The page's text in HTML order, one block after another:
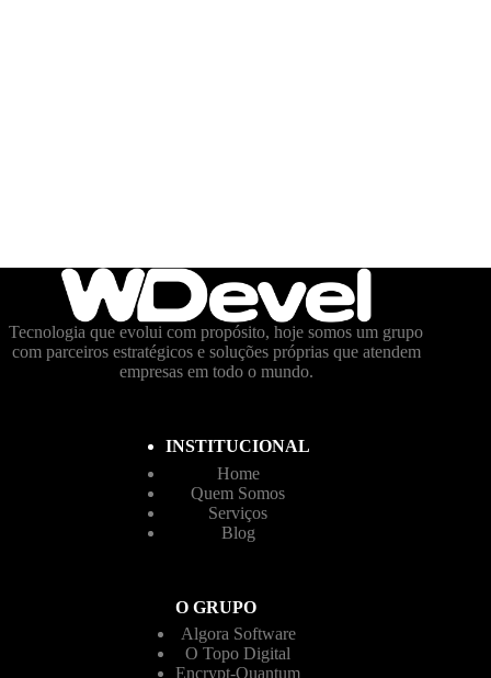
Tecnologia que evolui com propósito, hoje somos um grupo
com parceiros estratégicos e soluções próprias que atendem
empresas em todo o mundo.
INSTITUCIONAL
Home
Quem Somos
Serviços
Blog
O GRUPO
Algora Software
O Topo Digital
Encrypt-Quantum